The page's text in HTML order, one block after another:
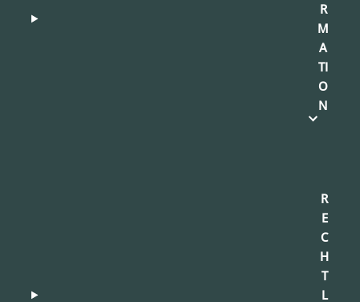
R
M
A
TI
O
N
R
E
C
H
T
L